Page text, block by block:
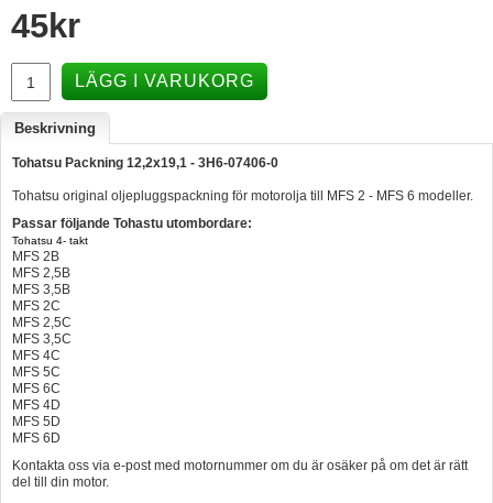
Båttillbehör
Varta - Batterier
Victron - Batteriladdare
CTEK - Batteriladdare
Webasto - Dieselvärmare
Kamasa Tools - Verktyg
Calix - Packline - Takboxar
Thule - Takboxar
Thule - Lasthållare
LAGERRENSING
Begagnade Motorer & Båtar
45kr
LÄGG I VARUKORG
Beskrivning
Tohatsu Packning 12,2x19,1 - 3H6-07406-0
Tohatsu original oljepluggspackning för motorolja till MFS 2 - MFS 6 modeller.
Passar följande Tohastu utombordare:
Tohatsu 4- takt
MFS 2B
MFS 2,5B
MFS 3,5B
MFS 2C
MFS 2,5C
MFS 3,5C
MFS 4C
MFS 5C
MFS 6C
MFS 4D
MFS 5D
MFS 6D
Kontakta oss via e-post med motornummer om du är osäker på om det är rätt
del till din motor.